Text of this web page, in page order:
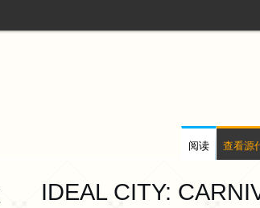
IDEAL CITY:
阅读 查看源